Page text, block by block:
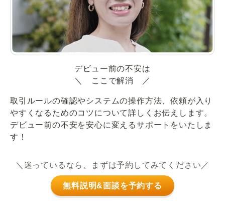
デビュー前の不安は
＼ ここで解消 ／
取引ルールの確認やシステムの操作方法、依頼が入り
やすくなるためのコツについて詳しくお伝えします。
デビュー前の不安を安心に変えるサポートをいたしま
す！
＼迷っているなら、まずは予約してみてください／
無料説明&面談を予約する